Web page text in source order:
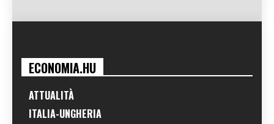
ECONOMIA.HU
ATTUALITÀ
ITALIA-UNGHERIA